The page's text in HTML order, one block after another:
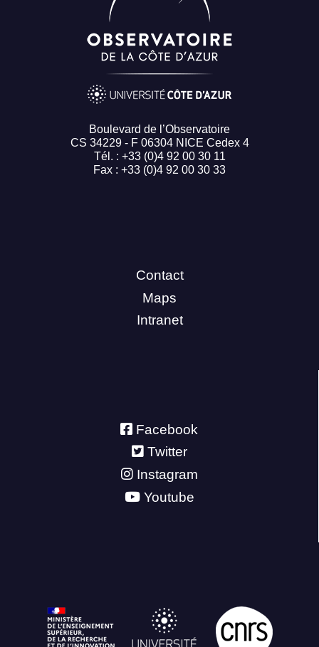
Boulevard de l’Observatoire
CS 34229 - F 06304 NICE Cedex 4
Tél. : +33 (0)4 92 00 30 11
Fax : +33 (0)4 92 00 30 33
Contact
Maps
Intranet
Facebook
Twitter
Instagram
Youtube